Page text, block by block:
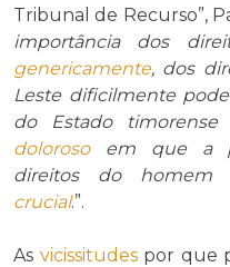
Tribunal de Recurso”,
importância dos
genericamente, dos
Leste dificilmente
do Estado
dolorosoem que a
direitos do homem
crucial.”.
As vicissitudespor que